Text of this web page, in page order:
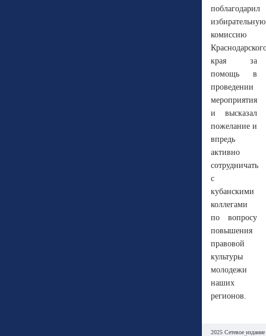
поблагодарил
избирательную
комиссию
края за
помощь в
проведении
мероприятия
и высказал
пожелание и
впредь
активно
сотрудничать
с
кубанскими
коллегами
по вопросу
повышения
правовой
культуры
молодежи
наших
регионов.
2025 Сетевое